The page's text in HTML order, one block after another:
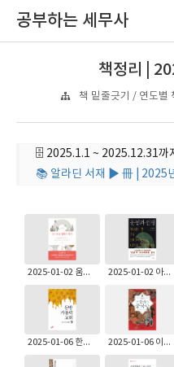
공부하는 세무사
책정리 |
책 밑줄긋기 / 연도별
🗄️ 2025.1.1 ~ 2025.12.31까
📚 알라딘 서재 ▶ 冊 | 2025
2025-01-02 움베르토 에코: 경이로운 철학의 역사 2 2025-01-02 아자 가트: 문명과 전쟁
2025-01-06 한나 알안: 동방 가톨릭교회 2025-01-06 이준갑, 김병준, 박한제, 이근명, 김형종: 아틀라스 중국사(개정증보판)